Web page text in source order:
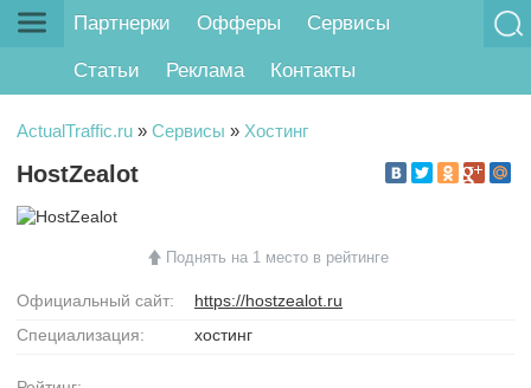
Партнерки Офферы Сервисы
Статьи Реклама Контакты
ActualTraffic.ru » Сервисы » Хостинг
HostZealot
Поднять на 1 место в рейтинге
Официальный сайт:
https://hostzealot.ru
Специализация:
хостинг